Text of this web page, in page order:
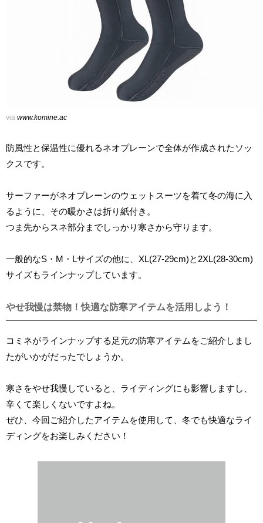
via www.komine.ac
防風性と保温性に優れるネオプレーンで全体が作成されたソッ
クスです。
サーファーがネオプレーンのウェットスーツを着て冬の海に入
るように、その暖かさは折り紙付き。
つま先からスネ部分までしっかり寒さから守ります。
一般的なS・M・Lサイズの他に、XL(27-29cm)と2XL(28-30cm)
サイズもラインナップしています。
やせ我慢は禁物！快適な防寒アイテムを活用しよう！
コミネがラインナップする足元の防寒アイテムをご紹介しまし
たがいかがだったでしょうか。
寒さをやせ我慢していると、ライディングにも影響しますし、
辛くて楽しくないですよね。
ぜひ、今回ご紹介したアイテムを使用して、冬でも快適なライ
ディングをお楽しみください！